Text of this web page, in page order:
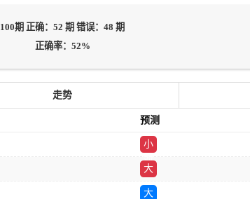
100期 正确：52 期 错误：48 期
正确率：52%
走势
预测
小
双
大
大